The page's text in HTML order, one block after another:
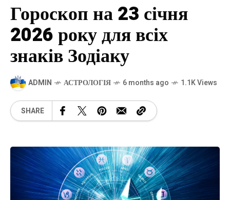
Гороскоп на 23 січня
2026 року для всіх
знаків Зодіаку
ADMIN АСТРОЛОГІЯ 6 months ago 1.1K Views
SHARE